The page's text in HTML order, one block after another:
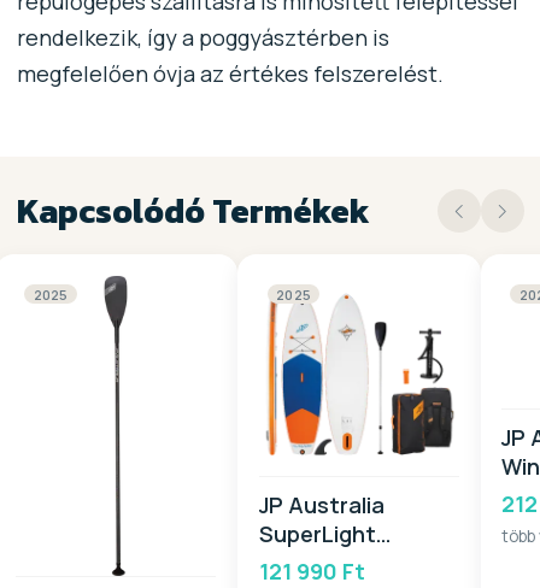
rendelkezik, így a poggyásztérben is
megfelelően óvja az értékes felszerelést.
Kapcsolódó Termékek
2025 2025
JP Australia
SuperLight
PACKAGE 11,0 Alu
121 990 Ft
JP